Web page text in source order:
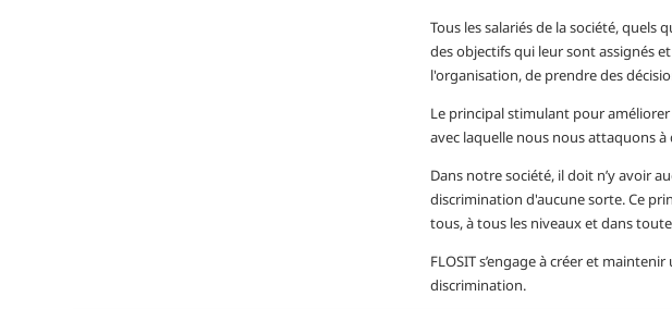
Tous les salariés de la société,
des objectifs qui leur sont assignés
l'organisation, de prendre des
Le principal stimulant pour
avec laquelle nous nous attaquons
Dans notre société, il doit n’y avoir
discrimination d'aucune sorte. Ce
tous, à tous les niveaux et dans
FLOSIT s’engage à créer et
discrimination.